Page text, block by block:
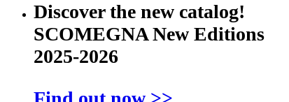
Discover the new catalog!
SCOMEGNA New Editions
2025-2026